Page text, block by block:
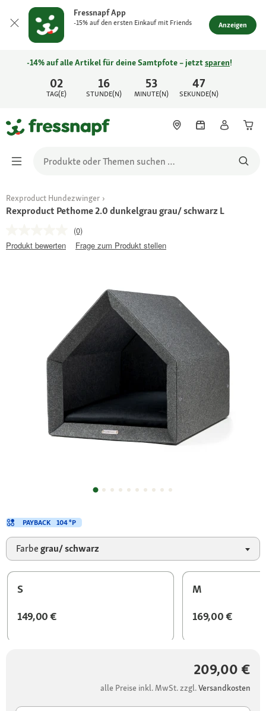
Fressnapf App
-15% auf den ersten Einkauf mit Friends Anzeigen
02
TAG(E)
16
STUNDE(N)
53
MINUTE(N)
47
SEKUNDE(N)
-14% auf alle Artikel für deine Samtpfote – jetztsparen!
Rexproduct Hundezwinger
Rexproduct Pethome 2.0 dunkelgrau grau/ schwarz L
(0)
Produkt bewerten
Frage zum Produkt stellen
Farbegrau/ schwarz
S
149,00 €
M
169,00 €
209,00 €
alle Preise inkl. MwSt. zzgl.Versandkosten
PAYBACK 104 °P